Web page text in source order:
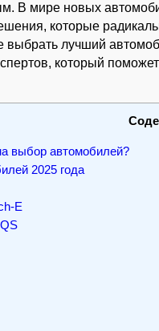
В мире новых
которые
выбрать лучший
который
выбор автомобилей?
2025 года
E